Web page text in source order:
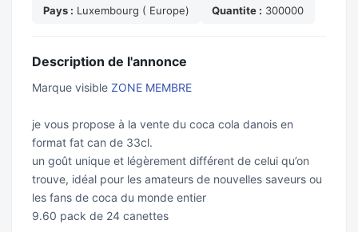
Pays : Luxembourg ( Europe) Quantite : 300000
Description de l'annonce
Marque visible ZONE MEMBRE
je vous propose à la vente du coca cola danois en
format fat can de 33cl.
un goût unique et légèrement différent de celui qu’on
trouve, idéal pour les amateurs de nouvelles saveurs ou
les fans de coca du monde entier
9.60 pack de 24 canettes